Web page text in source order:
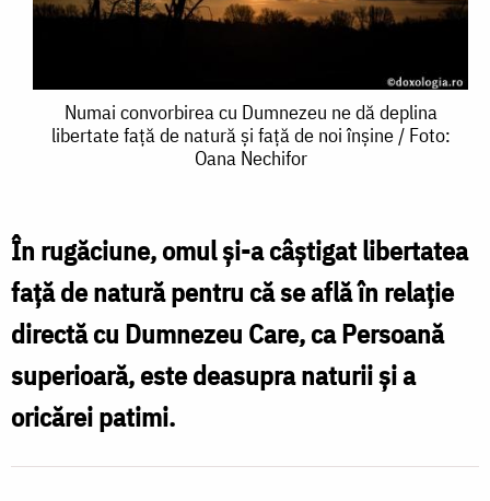
Numai
convorbirea
ne
dă
deplina
libertate
față
Numai convorbirea cu Dumnezeu ne dă deplina
libertate față de natură și față de noi înșine / Foto:
Oana Nechifor
În rugăciune, omul și-a câștigat libertatea
față de natură pentru că se află în relație
directă cu Dumnezeu Care, ca Persoană
superioară, este deasupra naturii și a
oricărei patimi.